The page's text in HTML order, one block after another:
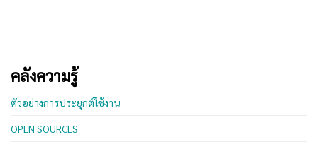
คลังความรู้
ตัวอย่างการประยุกต์ใช้งาน
OPEN SOURCES